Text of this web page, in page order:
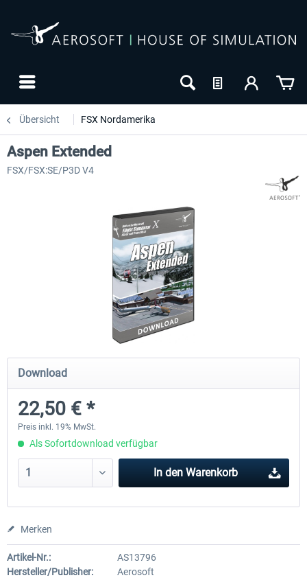
Übersicht FSX Nordamerika
Airports of Mexiko City & Central
27,95 € *
US Cities X - Chicago
Aspen Extended
FSX/FSX:SE/P3D V4
Download
22,50 € *
Preis inkl. 19% MwSt.
Als Sofortdownload verfügbar
In den Warenkorb
Merken
Artikel-Nr.:
AS13796
Hersteller/Publisher:
Aerosoft